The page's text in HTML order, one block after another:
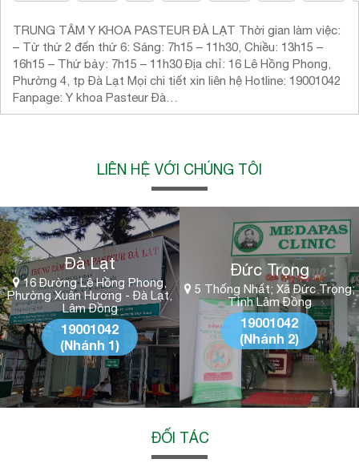
TRUNG TÂM Y KHOA PASTEUR ĐÀ LẠT Thời gian làm việc:
– Từ thứ 2 đến thứ 6: Sáng: 7h15 – 11h30, Chiều: 13h15 –
16h15 – Thứ bảy: 7h15 – 11h30 Địa chỉ: 16 Lê Hồng Phong,
Phường 4, tp Đà Lạt Mọi chi tiết xin liên hệ Hotline: 19001042
Fanpage: Y khoa Pasteur Đà…
LIÊN HỆ VỚI CHÚNG TÔI
Đà Lạt
16 Đường Lê Hồng Phong,
Phường Xuân Hương - Đà Lạt,
Lâm Đồng
19001042
(Nhánh 1)
Đức Trọng
5 Thống Nhất; Xã Đức Trọng;
Tỉnh Lâm Đồng
19001042
(Nhánh 2)
ĐỐI TÁC